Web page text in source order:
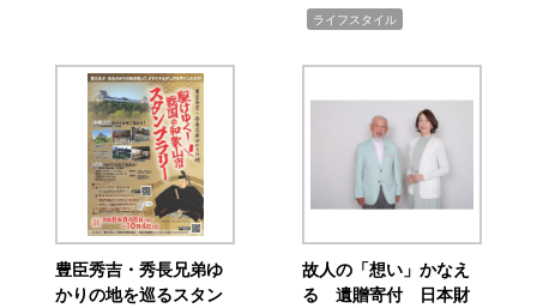
ライフスタイル
豊臣秀吉・秀長兄弟ゆ
かりの地を巡るスタン
故人の「想い」かなえ
る 遺贈寄付 日本財